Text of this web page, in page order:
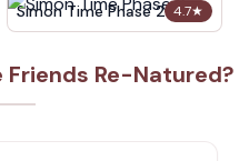
4.7★
Simon Time Phase 2
Friends Re-Natured?